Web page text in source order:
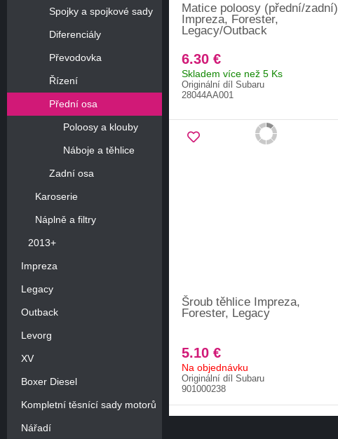
Spojky a spojkové sady
Diferenciály
Převodovka
Řízení
Přední osa
Poloosy a klouby
Náboje a těhlice
Zadní osa
Karoserie
Náplně a filtry
2013+
Impreza
Legacy
Outback
Levorg
XV
Boxer Diesel
Kompletní těsnící sady motorů
Nářadí
Matice poloosy (přední/zadní)
Impreza, Forester,
Legacy/Outback
6.30 €
Skladem více než 5 Ks
Originální díl Subaru
28044AA001
Šroub těhlice Impreza,
Forester, Legacy
5.10 €
Na objednávku
Originální díl Subaru
901000238